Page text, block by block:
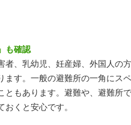
も確認
、乳幼児、妊産婦、外国人の
ます。一般の避難所の一角にス
ともあります。避難や、避難所
くと安心です。